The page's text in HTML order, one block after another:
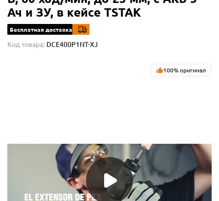
Ач и ЗУ, в кейсе TSTAK
Бесплатная доставка
Код товара: DCE400P1NT-XJ
100% оригинал